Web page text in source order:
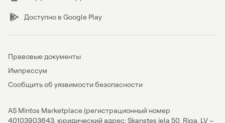
Доступно в Google Play
Правовые документы
Импрессум
Сообщить об уязвимости безопасности
AS Mintos Marketplace (регистрационный номер
40103903643, юридический адрес: Skanstes iela 50, Riga, LV –